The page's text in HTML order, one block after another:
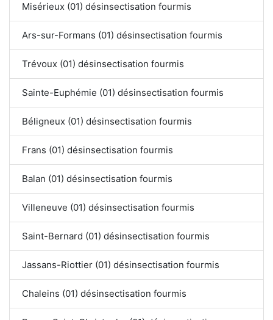
Misérieux (01) désinsectisation fourmis
Ars-sur-Formans (01) désinsectisation fourmis
Trévoux (01) désinsectisation fourmis
Sainte-Euphémie (01) désinsectisation fourmis
Béligneux (01) désinsectisation fourmis
Frans (01) désinsectisation fourmis
Balan (01) désinsectisation fourmis
Villeneuve (01) désinsectisation fourmis
Saint-Bernard (01) désinsectisation fourmis
Jassans-Riottier (01) désinsectisation fourmis
Chaleins (01) désinsectisation fourmis